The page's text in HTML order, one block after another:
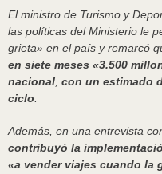
El ministro de Turismo y
las políticas del Ministerio le
grieta» en el país y remarcó
en siete meses «3.500
nacional con un estimado
ciclo
Además, en una entrevista
contribuyó la
«a vender viajes cuando la